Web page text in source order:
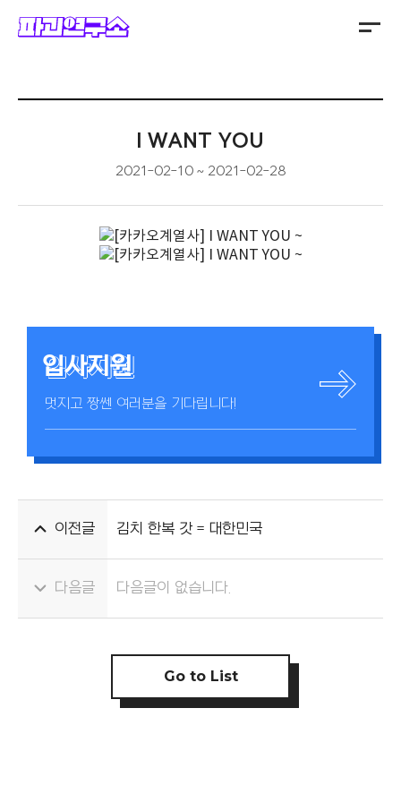
I WANT YOU
2021-02-10 2021-02-28
입사지원
입사지원
멋지고 짱쎈 여러분을 기다립니다!
이전글 김치 한복 갓 = 대한민국
다음글 다음글이 없습니다.
Go to List